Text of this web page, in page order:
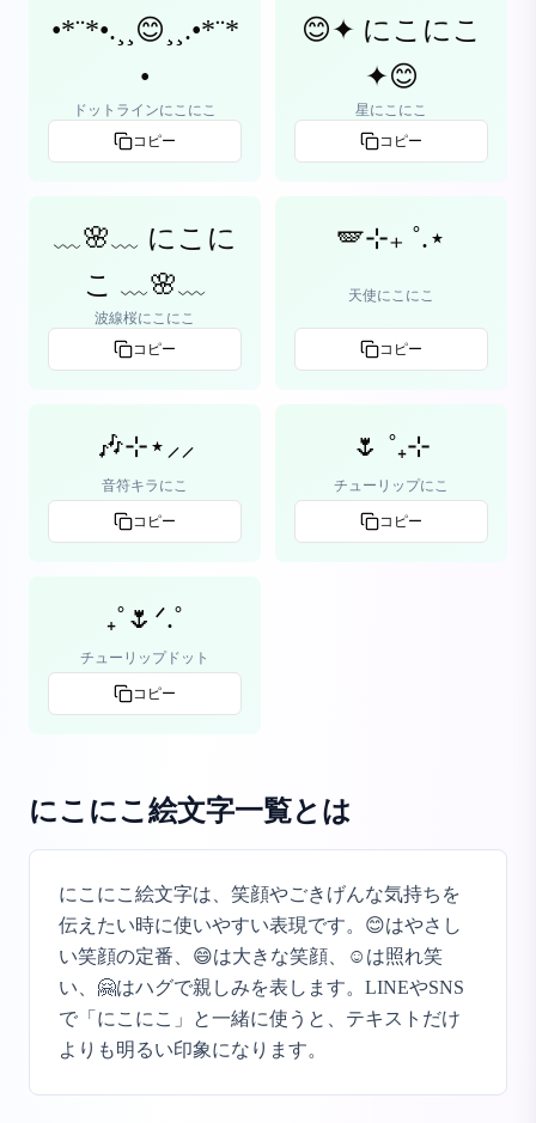
•*¨*•.¸¸😊¸¸.•*¨*
•
ドットラインにこにこ
コピー
😊✦ にこにこ
✦😊
星にこにこ
コピー
﹏🌸﹏ にこに
こ ﹏🌸﹏
波線桜にこにこ
コピー
🪽⊹₊ ˚.⋆
天使にこにこ
コピー
🎶⊹⋆⸝⸝
音符キラにこ
コピー
🌷 ˚₊⊹
チューリップにこ
コピー
₊˚🌷ᐟ.˚
チューリップドット
コピー
にこにこ絵文字一覧とは
にこにこ絵文字は、笑顔やごきげんな気持ちを
伝えたい時に使いやすい表現です。😊はやさし
い笑顔の定番、😄は大きな笑顔、☺️は照れ笑
い、🤗はハグで親しみを表します。LINEやSNS
で「にこにこ」と一緒に使うと、テキストだけ
よりも明るい印象になります。